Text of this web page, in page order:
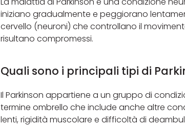
iniziano gradualmente e peggiorano
cervello (neuroni) che controllano il
risultano compromessi.
Quali sono i principali tipi di
Il Parkinson appartiene a un gruppo di
termine ombrello che include anche altre
lenti, rigidità muscolare e difficoltà di